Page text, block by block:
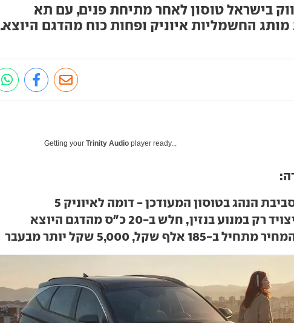
בישראל טוסון לאחר מתיחת פנים, עם תא
החשמליות איוניק ופחות כוח מהדגם היוצא.
Getting yourTrinity Audio player ready...
הנהג בטוסון המעודכן - דומה לאיוניק 5
רק במנוע בנזין, חלש ב-20 כ"ס מהדגם היוצא
מתחיל ב-185 אלף שקל, 5,000 שקל יותר מבעבר